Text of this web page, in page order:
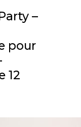
–
pour
12